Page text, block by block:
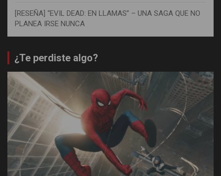
[RESEÑA] “EVIL DEAD: EN LLAMAS” – UNA SAGA QUE NO
PLANEA IRSE NUNCA
¿Te perdiste algo?